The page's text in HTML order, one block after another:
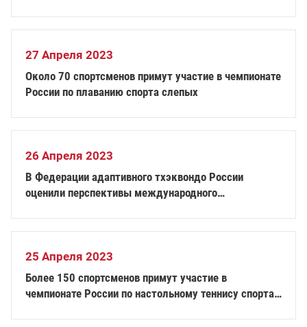
27 Апреля 2023
Около 70 спортсменов примут участие в чемпионате
России по плаванию спорта слепых
26 Апреля 2023
В Федерации адаптивного тхэквондо России
оценили перспективы международного
25 Апреля 2023
Более 150 спортсменов примут участие в
чемпионате России по настольному теннису спорта